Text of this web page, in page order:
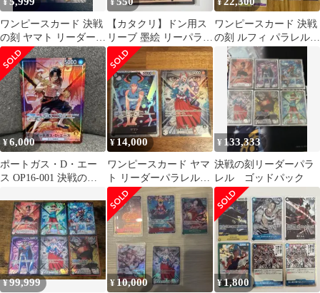
¥
ワンピースカード 決戦
の刻 ヤマト リーダーパ
ラレル
¥
【カタクリ】ドン用ス
リーブ 墨絵 リーパラ
リーダー パラレル 10枚
決戦の刻
¥
ワンピースカード 決戦
の刻 ルフィ パラレル
エースSEC 4コン多数
¥6,000
ポートガス・D・エー
ス OP16-001 決戦の
¥ 14,000
ワンピースカード ヤマ
ト リーダーパラレル
OP16-079 SRセット
¥ 133,333
決戦の刻リーダーパラ
レル ゴッドパック
¥99,999 ¥ 10,000 ¥1,800